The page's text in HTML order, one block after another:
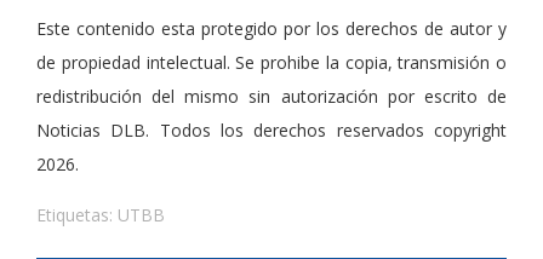
Este contenido esta protegido por los derechos de autor y
de propiedad intelectual. Se prohibe la copia, transmisión o
redistribución del mismo sin autorización por escrito de
Noticias DLB. Todos los derechos reservados copyright
2026.
Etiquetas: UTBB